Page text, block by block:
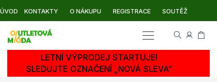
ÚVOD KONTAKTY O NÁKUPU REGISTRACE SOUTĚŽ
LETNÍ VÝPRODEJ STARTUJE!
SLEDUJTE OZNAČENÍ „NOVÁ SLEVA“